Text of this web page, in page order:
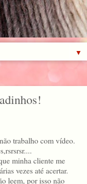
▼
trabalho com vídeo.
minha cliente me
vezes até acertar.
leem, por isso não